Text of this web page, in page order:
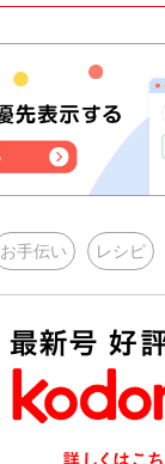
お手伝い レシピ